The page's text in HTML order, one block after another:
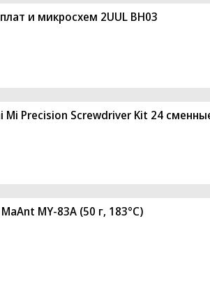
и микросхем 2UUL BH03
Mi Precision Screwdriver Kit 24
MY-83A (50 г, 183°C)